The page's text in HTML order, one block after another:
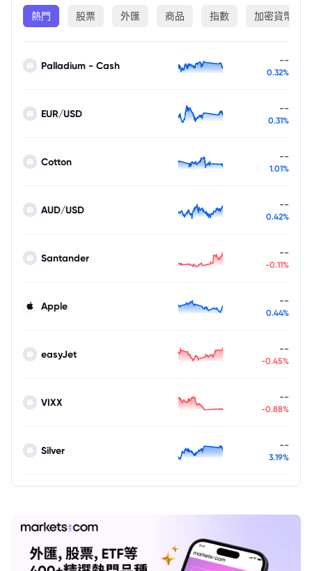
熱門 股票 外匯 商品 指數 加密貨幣
Palladium - Cash --
0.32%
EUR/USD --
0.31%
Cotton --
1.01%
AUD/USD --
0.42%
Santander --
-0.11%
Apple --
0.44%
easyJet --
-0.45%
VIXX --
-0.88%
Silver --
3.19%